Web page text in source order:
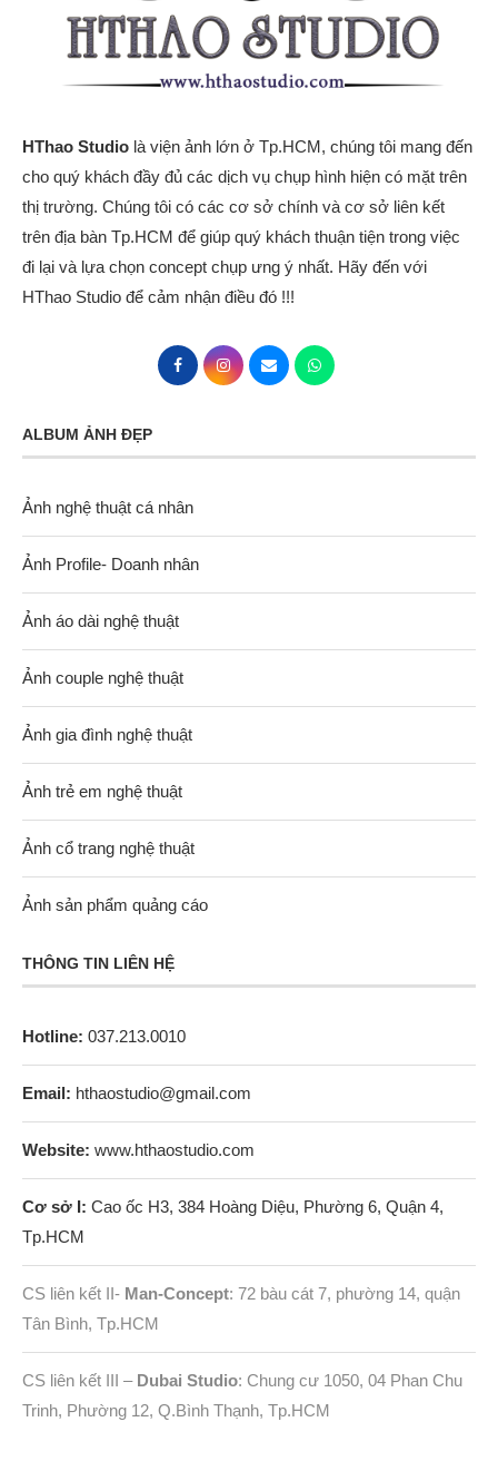
HThao Studio là viện ảnh lớn ở Tp.HCM, chúng tôi mang đến
cho quý khách đầy đủ các dịch vụ chụp hình hiện có mặt trên
thị trường. Chúng tôi có các cơ sở chính và cơ sở liên kết
trên địa bàn Tp.HCM để giúp quý khách thuận tiện trong việc
đi lại và lựa chọn concept chụp ưng ý nhất. Hãy đến với
HThao Studio để cảm nhận điều đó !!!
ALBUM ẢNH ĐẸP
Ảnh nghệ thuật cá nhân
Ảnh Profile- Doanh nhân
Ảnh áo dài nghệ thuật
Ảnh couple nghệ thuật
Ảnh gia đình nghệ thuật
Ảnh trẻ em nghệ thuật
Ảnh cổ trang nghệ thuật
Ảnh sản phẩm quảng cáo
THÔNG TIN LIÊN HỆ
Hotline: 037.213.0010
Email: hthaostudio@gmail.com
Website: www.hthaostudio.com
Cơ sở I: Cao ốc H3, 384 Hoàng Diệu, Phường 6, Quận 4,
Tp.HCM
CS liên kết II- Man-Concept: 72 bàu cát 7, phường 14, quận
Tân Bình, Tp.HCM
CS liên kết III – Dubai Studio: Chung cư 1050, 04 Phan Chu
Trinh, Phường 12, Q.Bình Thạnh, Tp.HCM